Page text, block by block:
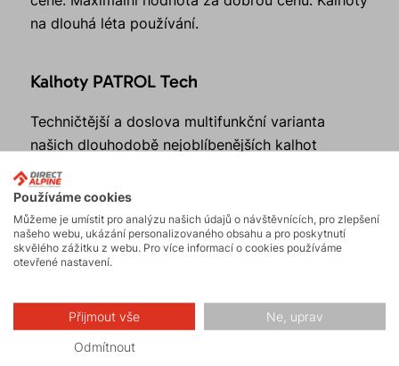
na dlouhá léta používání.
Kalhoty PATROL Tech
Techničtější a doslova multifunkční varianta
našich dlouhodobě nejoblíbenějších kalhot
PATROL. Propracovaný střih s promyšleným
polohováním jednotlivých dílů z lehkého
strečového materiálu ve směru pohybu nabízí
úžasný komfort nošení. Na kolenou a zadní části
je použit silnější materiál pro zvýšenou odolnost
panelem z oděruvzdorné tkaniny.
Používáme cookies
Můžeme je umístit pro analýzu našich údajů o návštěvnících, pro zlepšení
našeho webu, ukázání personalizovaného obsahu a pro poskytnutí
skvělého zážitku z webu. Pro více informací o cookies používáme
otevřené nastavení.
Přijmout vše Ne, uprav
Odmítnout